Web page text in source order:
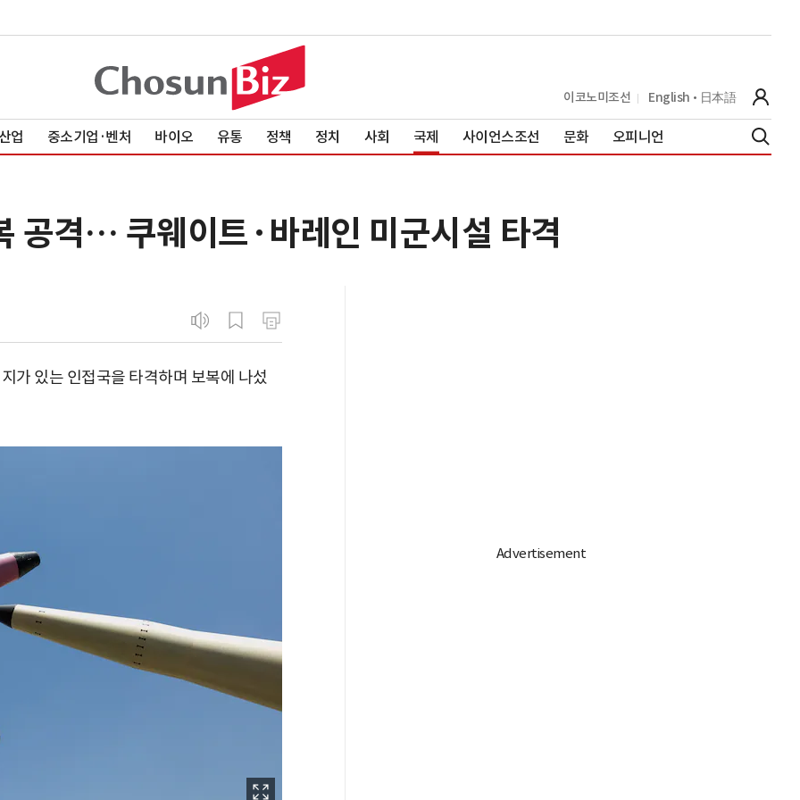
이코노미조선 English 日本語
업 중소기업·벤처 바이오 유통 정책 정치 사회 국제 사이언스조선 문화 오피니언
공격… 쿠웨이트·바레인 미군시설 타격
가 있는 인접국을 타격하며 보복에 나섰